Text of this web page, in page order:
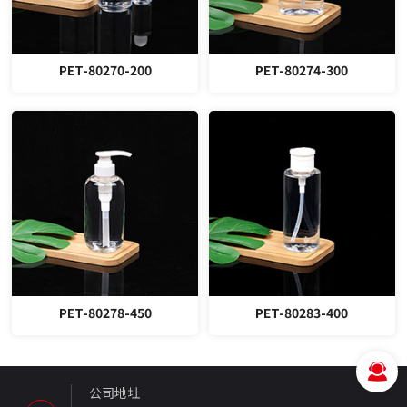
PET-80270-200 PET-80274-300
PET-80278-450 PET-80283-400
公司地址